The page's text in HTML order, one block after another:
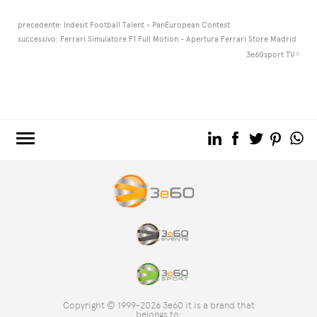
precedente: Indesit Football Talent - PanEuropean Contest
successivo: Ferrari Simulatore F1 Full Motion - Apertura Ferrari Store Madrid
3e60sport TV
Copyright © 1999-2026 3e60 it is a brand that
belongs to: